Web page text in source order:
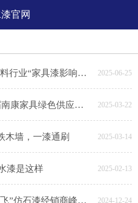
官网
喜讯！花王水漆荣获2025年度涂料行业“家具漆影响力品牌” 2025-06-25
巴德士集团 花王水漆亮相第三届南康家具绿色供应链展，助力家具产业链绿色转型 2025-03-22
木墙，一漆通刷 2025-03-14
漆是这样 2025-02-13
与“石”俱进 赢战2025！“聚势·腾飞”仿石漆经销商峰会胜利召开 2024-12-24